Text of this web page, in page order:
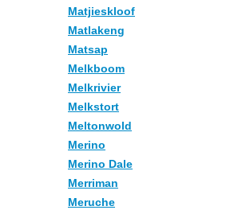
Matjieskloof
Matlakeng
Matsap
Melkboom
Melkrivier
Melkstort
Meltonwold
Merino
Merino Dale
Merriman
Meruche